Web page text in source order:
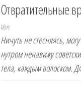
Отвратительные
Von
Ничуть не стесняясь,
нутром ненавижу
тела, каждым волоском.